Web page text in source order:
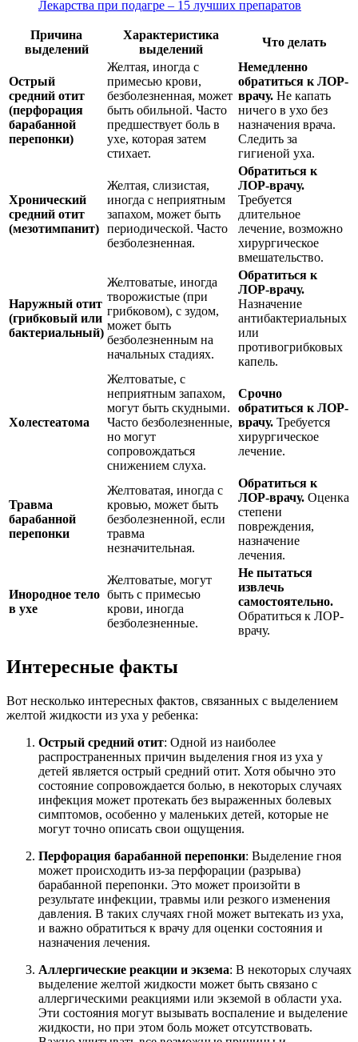
Лекарства при подагре – 15 лучших препаратов
Причина
выделений
Характеристика
выделений
Что делать
Острый
средний отит
(перфорация
барабанной
перепонки)
Желтая, иногда с
примесью крови,
безболезненная, может
быть обильной. Часто
предшествует боль в
ухе, которая затем
стихает.
Немедленно
обратиться к ЛОР-
врачу. Не капать
ничего в ухо без
назначения врача.
Следить за
гигиеной уха.
Хронический
средний отит
(мезотимпанит)
Желтая, слизистая,
иногда с неприятным
запахом, может быть
периодической. Часто
безболезненная.
Обратиться к
ЛОР-врачу.
Требуется
длительное
лечение, возможно
хирургическое
вмешательство.
Наружный отит
(грибковый или
бактериальный)
Желтоватые, иногда
творожистые (при
грибковом), с зудом,
может быть
безболезненным на
начальных стадиях.
Обратиться к
ЛОР-врачу.
Назначение
антибактериальных
или
противогрибковых
капель.
Холестеатома
Желтоватые, с
неприятным запахом,
могут быть скудными.
Часто безболезненные,
но могут
сопровождаться
снижением слуха.
Срочно
обратиться к ЛОР-
врачу. Требуется
хирургическое
лечение.
Травма
барабанной
перепонки
Желтоватая, иногда с
кровью, может быть
безболезненной, если
травма
незначительная.
Обратиться к
ЛОР-врачу. Оценка
степени
повреждения,
назначение
лечения.
Инородное тело
в ухе
Желтоватые, могут
быть с примесью
крови, иногда
безболезненные.
Не пытаться
извлечь
самостоятельно.
Обратиться к ЛОР-
врачу.
Интересные факты
Вот несколько интересных фактов, связанных с выделением
желтой жидкости из уха у ребенка:
Острый средний отит: Одной из наиболее
распространенных причин выделения гноя из уха у
детей является острый средний отит. Хотя обычно это
состояние сопровождается болью, в некоторых случаях
инфекция может протекать без выраженных болевых
симптомов, особенно у маленьких детей, которые не
могут точно описать свои ощущения.
Перфорация барабанной перепонки: Выделение гноя
может происходить из-за перфорации (разрыва)
барабанной перепонки. Это может произойти в
результате инфекции, травмы или резкого изменения
давления. В таких случаях гной может вытекать из уха,
и важно обратиться к врачу для оценки состояния и
назначения лечения.
Аллергические реакции и экзема: В некоторых случаях
выделение желтой жидкости может быть связано с
аллергическими реакциями или экземой в области уха.
Эти состояния могут вызывать воспаление и выделение
жидкости, но при этом боль может отсутствовать.